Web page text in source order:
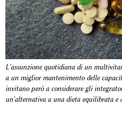
L'assunzione quotidiana di un
a un miglior mantenimento delle
invitano però a considerare gli
un'alternativa a una dieta equilibrata e